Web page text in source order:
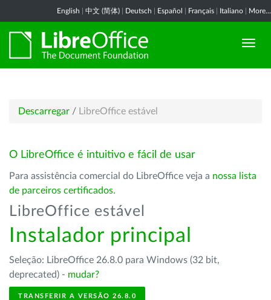
English 中文 (简体) Deutsch Español Français Italiano More...
Descarregar / LibreOffice estável
O LibreOffice é intuitivo e fácil de usar
Para assistência comercial do LibreOffice veja a nossa lista
de parceiros certificados.
LibreOffice estável
Instalador principal
Seleção: LibreOffice 26.8.0 para Windows (32 bit,
deprecated) - mudar?
TRANSFERIR A VERSÃO 26.8.0